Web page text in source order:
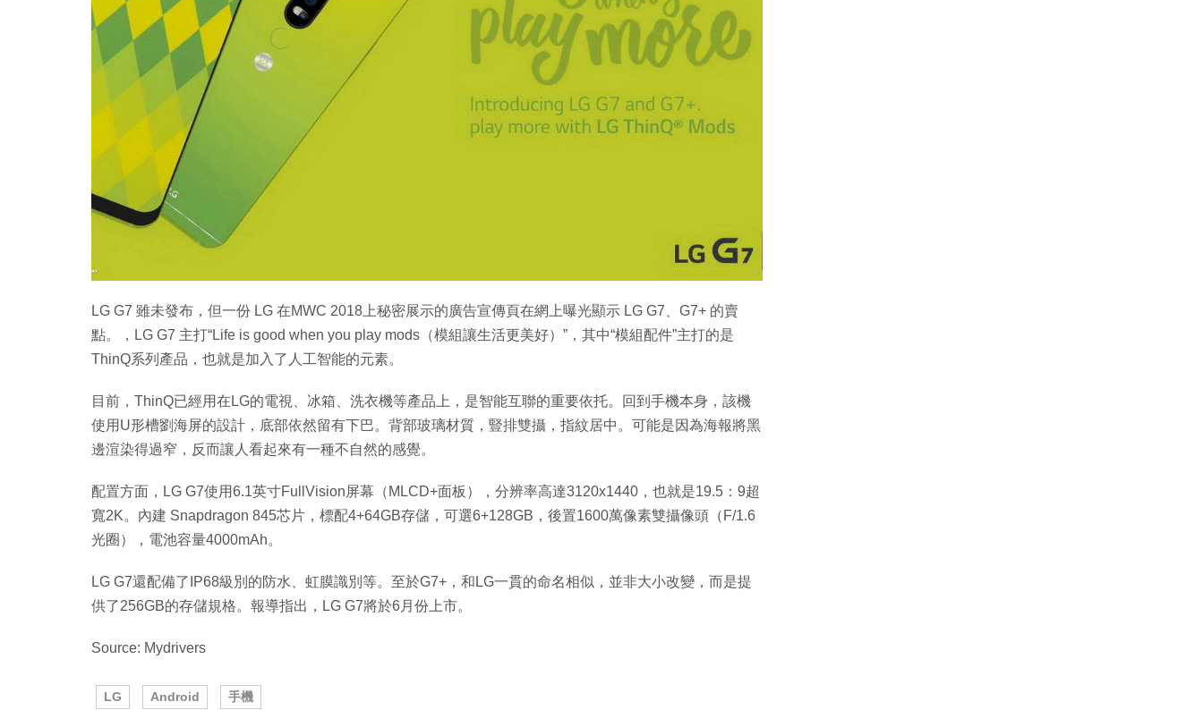
LG G7 雖未發布，但一份 LG 在MWC 2018上秘密展示的廣告宣傳頁在網上曝光顯示 LG G7、G7+ 的賣
點。，LG G7 主打“Life is good when you play mods（模組讓生活更美好）”，其中“模組配件”主打的是
ThinQ系列產品​​，也就是加入了人工智能的元素。
目前，ThinQ已經用在LG的電視、冰箱、洗衣機等產品上，是智能互聯的重要依托。回到手機本身，該機
使用U形槽劉海屏的設計，底部依然留有下巴。背部玻璃材質，豎排雙攝，指紋居中。可能是因為海報將黑
邊渲染得過窄，反而讓人看起來有一種不自然的感覺。
配置方面，LG G7使用6.1英寸FullVision屏幕（MLCD+面板），分辨率高達3120x1440，也就是19.5：9超
寬2K。內建 Snapdragon 845芯片，標配4+64GB存儲，可選6+128GB，後置1600萬像素雙攝像頭（F/1.6
光圈），電池容量4000mAh。
LG G7還配備了IP68級別的防水、虹膜識別等。至於G7+，和LG一貫的命名相似，並非大小改變，而是提
供了256GB的存儲規格。報導指出，LG G7將於6月份上市。
Source: Mydrivers
LG Android 手機